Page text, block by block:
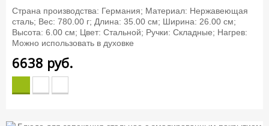
Страна производства: Германия; Материал: Нержавеющая
сталь; Вес: 780.00 г; Длина: 35.00 см; Ширина: 26.00 см;
Высота: 6.00 см; Цвет: Стальной; Ручки: Складные; Нагрев:
Можно использовать в духовке
6638 руб.